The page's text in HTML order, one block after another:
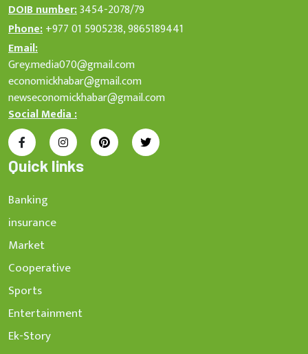
DOIB number:3454-2078/79
Phone:+977 01 5905238, 9865189441
Email:
Grey.media070@gmail.com
economickhabar@gmail.com
newseconomickhabar@gmail.com
Social Media :
Quick links
Banking
insurance
Market
Cooperative
Sports
Entertainment
Ek-Story